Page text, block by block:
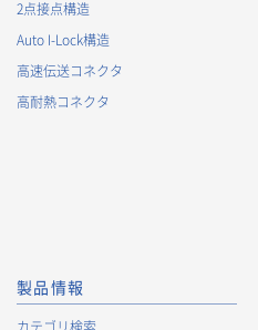
2点接点構造
Auto I-Lock構造
高速伝送コネクタ
高耐熱コネクタ
製品情報